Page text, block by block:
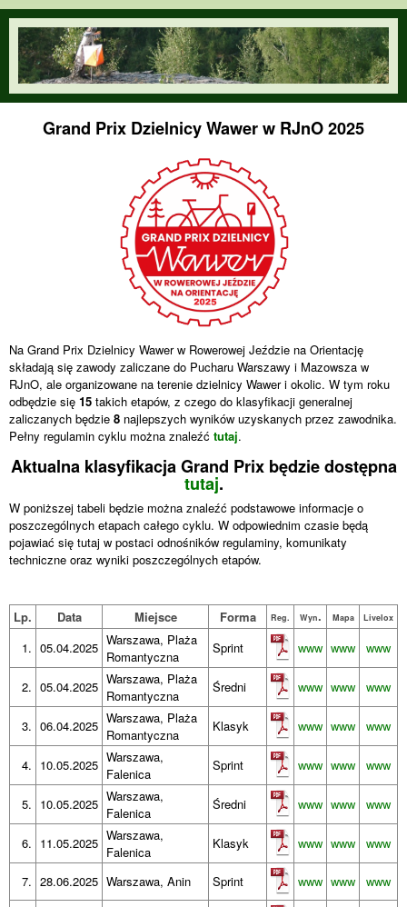
Przejdź do treści
orienteering.waw.pl
Grand Prix Dzielnicy Wawer w RJnO 2025
Na Grand Prix Dzielnicy Wawer w Rowerowej Jeździe na Orientację
składają się zawody zaliczane do Pucharu Warszawy i Mazowsza w
RJnO, ale organizowane na terenie dzielnicy Wawer i okolic. W tym roku
odbędzie się 15 takich etapów, z czego do klasyfikacji generalnej
zaliczanych będzie 8 najlepszych wyników uzyskanych przez zawodnika.
Pełny regulamin cyklu można znaleźć tutaj.
Aktualna klasyfikacja Grand Prix będzie dostępna
tutaj.
W poniższej tabeli będzie można znaleźć podstawowe informacje o
poszczególnych etapach całego cyklu. W odpowiednim czasie będą
pojawiać się tutaj w postaci odnośników regulaminy, komunikaty
techniczne oraz wyniki poszczególnych etapów.
Lp. Data Miejsce Forma Reg. Wyn. Mapa Livelox
1. 05.04.2025 Warszawa, Plaża
Romantyczna
Sprint www www www
2. 05.04.2025 Warszawa, Plaża
Romantyczna
Średni www www www
3. 06.04.2025 Warszawa, Plaża
Romantyczna
Klasyk www www www
4. 10.05.2025 Warszawa,
Falenica
Sprint www www www
5. 10.05.2025 Warszawa,
Falenica
Średni www www www
6. 11.05.2025 Warszawa,
Falenica
Klasyk www www www
7. 28.06.2025 Warszawa, Anin Sprint www www www